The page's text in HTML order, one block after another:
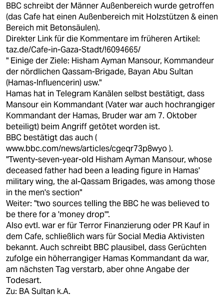
BBC schreibt der Männer Außenbereich wurde getroffen
(das Cafe hat einen Außenbereich mit Holzstützen & einen
Bereich mit Betonsäulen).
Direkter Link für die Kommentare im früheren Artikel:
taz.de/Cafe-in-Gaza-Stadt/!6094665/
" Einige der Ziele: Hisham Ayman Mansour, Kommandeur
der nördlichen Qassam-Brigade, Bayan Abu Sultan
(Hamas-Influencerin) usw."
Hamas hat in Telegram Kanälen selbst bestätigt, dass
Mansour ein Kommandant (Vater war auch hochrangiger
Kommandant der Hamas, Bruder war am 7. Oktober
beteiligt) beim Angriff getötet worden ist.
BBC bestätigt das auch (
www.bbc.com/news/articles/cgeqr73p8wyo).
"Twenty-seven-year-old Hisham Ayman Mansour, whose
deceased father had been a leading figure in Hamas'
military wing, the al-Qassam Brigades, was among those
in the men's section"
Weiter: "two sources telling the BBC he was believed to
be there for a 'money drop'".
Also evtl. war er für Terror Finanzierung oder PR Kauf in
dem Cafe, schließlich wars für Social Media Aktivisten
bekannt. Auch schreibt BBC plausibel, dass Gerüchten
zufolge ein höherrangiger Hamas Kommandant da war,
am nächsten Tag verstarb, aber ohne Angabe der
Todesart.
Zu: BA Sultan k.A.